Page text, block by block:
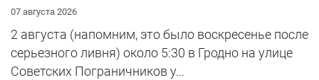
07 августа 2026
2 августа (напомним, это было воскресенье после
серьезного ливня) около 5:30 в Гродно на улице
Советских Пограничников у...